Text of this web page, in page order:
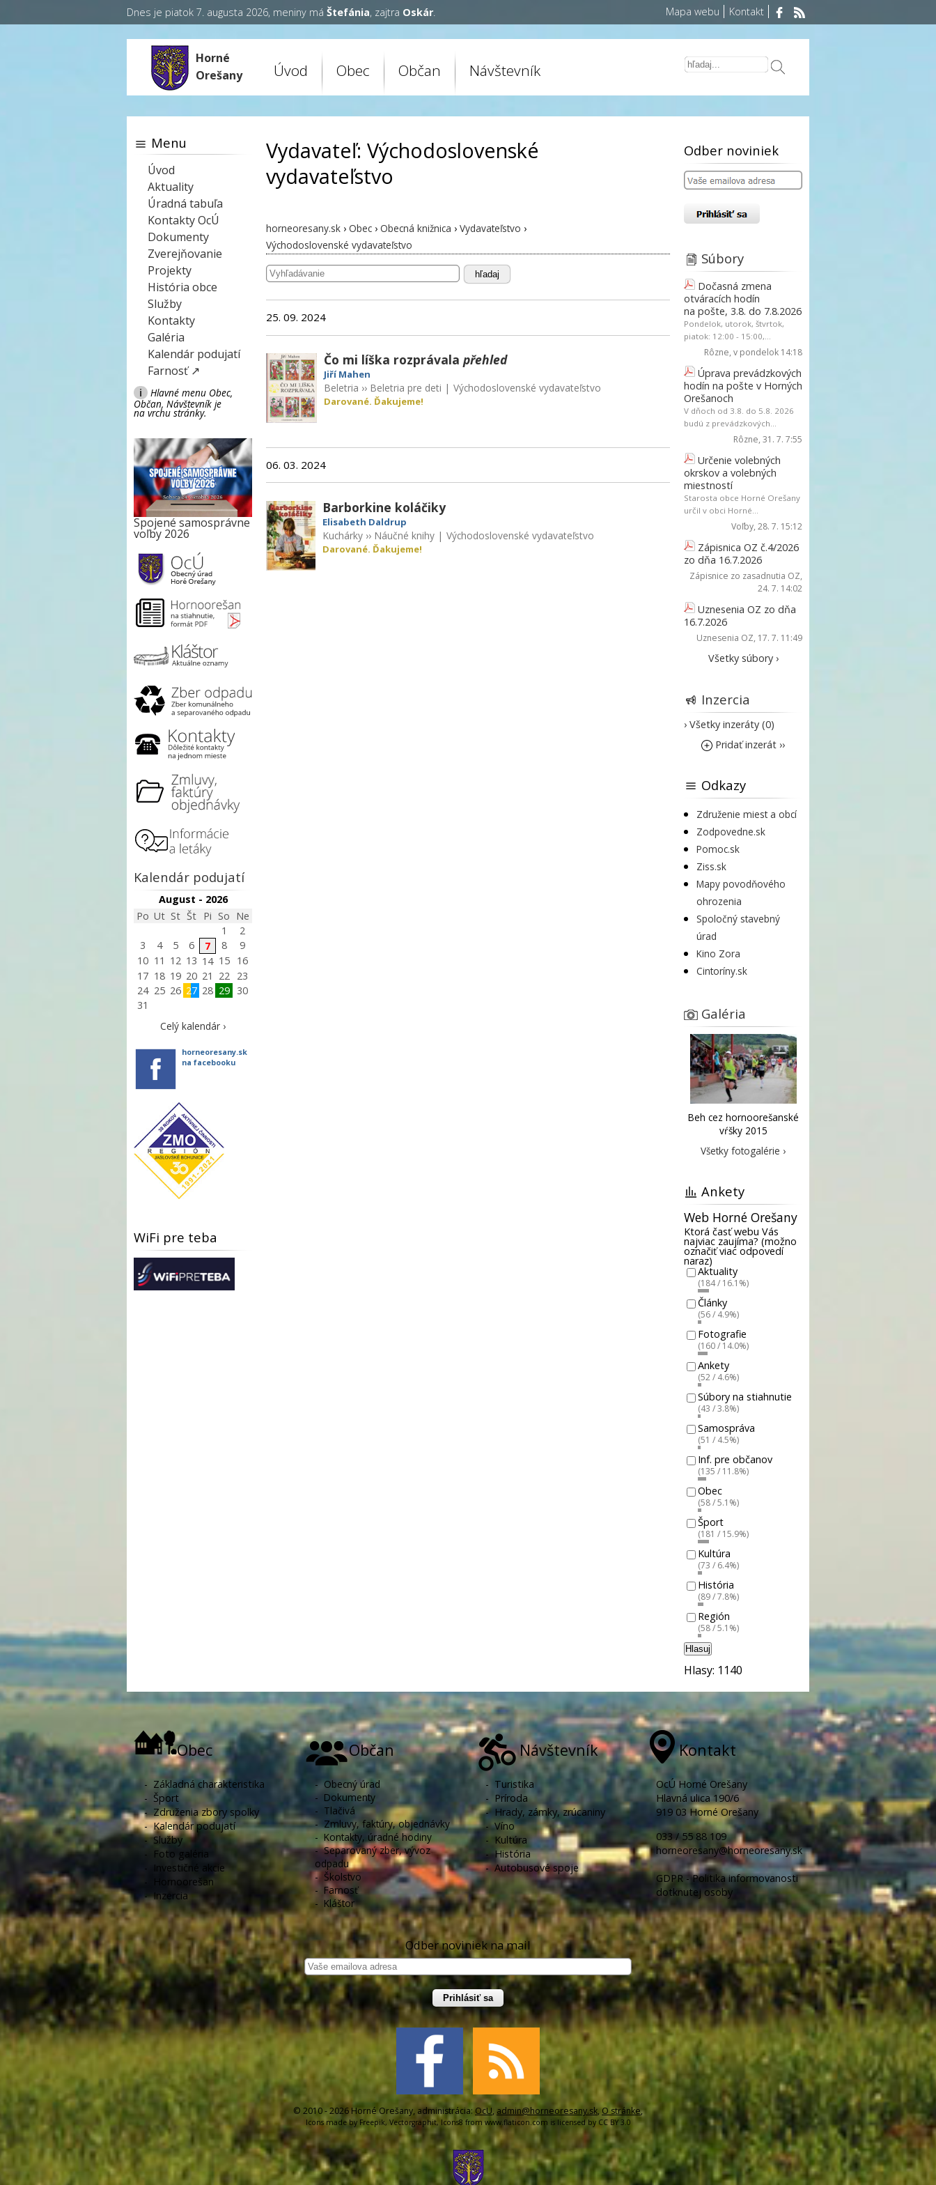
Dnes je piatok 7. augusta 2026, meniny má Štefánia, zajtra Oskár. Mapa webu Kontakt
Horné
Orešany
Úvod Obec Občan Návštevník
Vydavateľ: Východoslovenské
vydavateľstvo
horneoresany.sk › Obec › Obecná knižnica › Vydavateľstvo ›
Východoslovenské vydavateľstvo
hľadaj
25. 09. 2024
Čo mi líška rozprávala přehled
Jiří Mahen
Beletria ›› Beletria pre deti | Východoslovenské vydavateľstvo
Darované. Ďakujeme!
06. 03. 2024
Barborkine koláčiky
Elisabeth Daldrup
Kuchárky ›› Náučné knihy |Východoslovenské vydavateľstvo
Darované. Ďakujeme!
Menu
Úvod
Aktuality
Úradná tabuľa
Kontakty OcÚ
Dokumenty
Zverejňovanie
Projekty
História obce
Služby
Kontakty
Galéria
Kalendár podujatí
Farnosť ↗
i
Hlavné menu Obec,
Občan, Návštevník je
na vrchu stránky.
Spojené samosprávne
voľby 2026
Kalendár podujatí
August - 2026
Po Ut St Št Pi So Ne
1
2
3
4 5 6 7 8
9
10 11 12 13 14 15
16
17 18 19 20 21 22
23
24 25 26 27 28 29
30
31
Celý kalendár ›
horneoresany.sk
na facebooku
WiFi pre teba
Odber noviniek
Súbory
Dočasná zmena
otváracích hodín
na pošte, 3.8. do 7.8.2026
Pondelok, utorok, štvrtok,
piatok: 12:00 - 15:00,...
Rôzne, v pondelok 14:18
Úprava prevádzkových
hodín na pošte v Horných
Orešanoch
V dňoch od 3.8. do 5.8. 2026
budú z prevádzkových...
Rôzne, 31. 7. 7:55
Určenie volebných
okrskov a volebných
miestností
Starosta obce Horné Orešany
určil v obci Horné...
Voľby, 28. 7. 15:12
Zápisnica OZ č.4/2026
zo dňa 16.7.2026
Zápisnice zo zasadnutia OZ,
24. 7. 14:02
Uznesenia OZ zo dňa
16.7.2026
Uznesenia OZ, 17. 7. 11:49
Všetky súbory ›
Inzercia
› Všetky inzeráty (0)
Pridať inzerát ››
Odkazy
Združenie miest a obcí
Zodpovedne.sk
Pomoc.sk
Ziss.sk
Mapy povodňového
ohrozenia
Spoločný stavebný
úrad
Kino Zora
Cintoríny.sk
Galéria
Beh cez hornoorešanské
vŕšky 2015
Všetky fotogalérie ›
Ankety
Web Horné Orešany
Ktorá časť webu Vás
najviac zaujíma? (možno
označiť viac odpovedí
naraz)
Aktuality
(184 / 16.1%)
Články
(56 / 4.9%)
Fotografie
(160 / 14.0%)
Ankety
(52 / 4.6%)
Súbory na stiahnutie
(43 / 3.8%)
Samospráva
(51 / 4.5%)
Inf. pre občanov
(135 / 11.8%)
Obec
(58 / 5.1%)
Šport
(181 / 15.9%)
Kultúra
(73 / 6.4%)
História
(89 / 7.8%)
Región
(58 / 5.1%)
Hlasuj
Hlasy: 1140
Obec
- Základná charakteristika
- Šport
- Združenia zbory spolky
-Kalendár podujatí
-Služby
- Foto galéria
- Investičné akcie
-
Hornoorešan
-Inzercia
Občan
-Obecný úrad
- Dokumenty
- Tlačivá
- Zmluvy, faktúry, objednávky
- Kontakty, úradné hodiny
-Separovaný zber, vývoz
odpadu
- Školstvo
- Farnosť
- Kláštor
Návštevník
- Turistika
- Príroda
- Hrady, zámky, zrúcaniny
-Víno
- Kultúra
-História
-Autobusové spoje
Kontakt
OcÚ Horné Orešany
Hlavná ulica 190/6
919 03 Horné Orešany
033 / 55 88 109
horneoresany@horneoresany.sk
GDPR - Politika informovanosti
dotknutej osoby
Odber noviniek na mail
Prihlásiť sa
© 2010 - 2026 Horné Orešany, administrácia: OcU, admin@horneoresany.sk,O stránke,
Icons made by Freepik, Vectorgraphit, Icons8 fromwww.flaticon.com is licensed by CC BY 3.0